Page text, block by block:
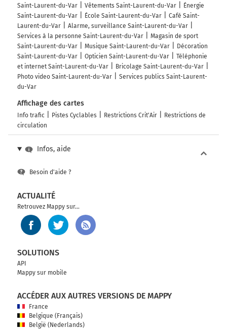
Saint-Laurent-du-Var
Vêtements Saint-Laurent-du-Var
Énergie
Saint-Laurent-du-Var
École Saint-Laurent-du-Var
Café Saint-
Laurent-du-Var
Alarme, surveillance Saint-Laurent-du-Var
Services à la personne Saint-Laurent-du-Var
Magasin de sport
Saint-Laurent-du-Var
Musique Saint-Laurent-du-Var
Décoration
Saint-Laurent-du-Var
Opticien Saint-Laurent-du-Var
Téléphonie
et internet Saint-Laurent-du-Var
Bricolage Saint-Laurent-du-Var
Photo video Saint-Laurent-du-Var
Services publics Saint-Laurent-
du-Var
Affichage des cartes
Info trafic Pistes Cyclables Restrictions Crit'Air
Restrictions de
circulation
Infos, aide
Besoin d'aide ?
ACTUALITÉ
Retrouvez Mappy sur...
SOLUTIONS
API
Mappy sur mobile
ACCÉDER AUX AUTRES VERSIONS DE MAPPY
France
Belgique (Français)
België (Nederlands)